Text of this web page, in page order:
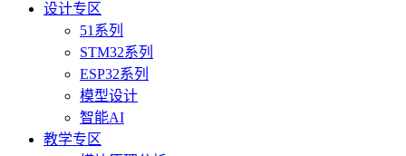
设计专区
51系列
STM32系列
ESP32系列
模型设计
智能AI
教学专区